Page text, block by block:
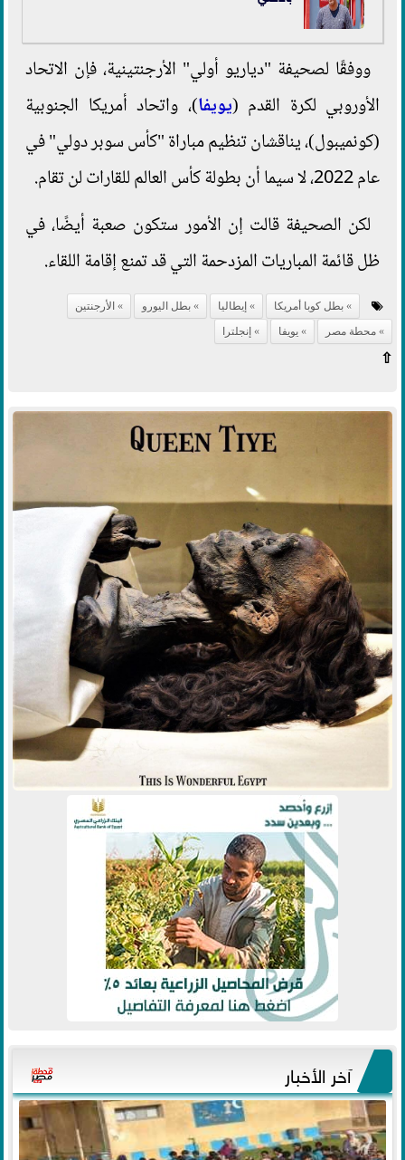
ووفقًا لصحيفة "دياريو أولي" الأرجنتينية، فإن الاتحاد
الأوروبي لكرة القدم (يويفا)، واتحاد أمريكا الجنوبية
(كونميبول)، يناقشان تنظيم مباراة "كأس سوبر دولي" في
عام 2022، لا سيما أن بطولة كأس العالم للقارات لن تقام.
لكن الصحيفة قالت إن الأمور ستكون صعبة أيضًا، في
ظل قائمة المباريات المزدحمة التي قد تمنع إقامة اللقاء.
بطل كوبا أمريكا إيطاليا بطل اليورو
الأرجنتين
محطة مصر
يويفا إنجلترا
⇧
آخر الأخبار